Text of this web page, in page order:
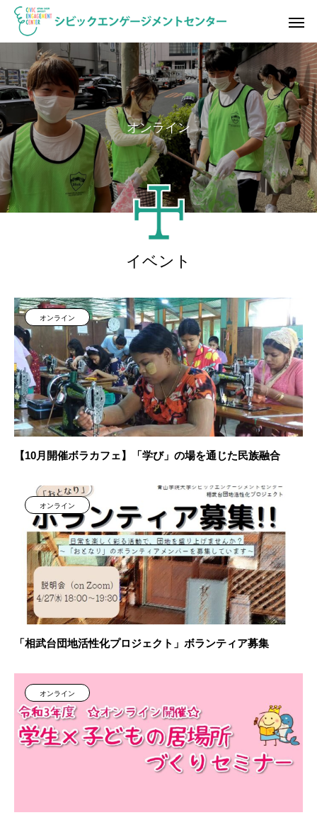
オンライン
イベント
オンライン
【10月開催ボラカフェ】「学び」の場を通じた民族融合
オンライン
「相武台団地活性化プロジェクト」ボランティア募集
オンライン